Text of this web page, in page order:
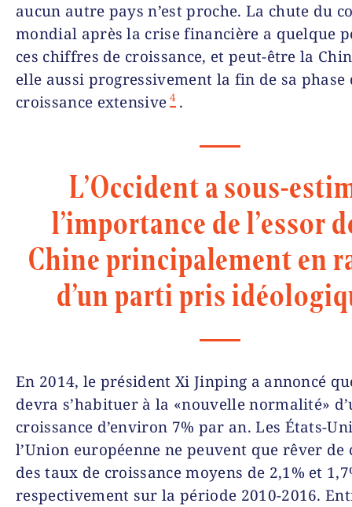
aucun autre pays n’est proche. La chute du
mondial après la crise financière a quelque
ces chiffres de croissance, et peut-être la
elle aussi progressivement la fin de sa phase
croissance extensive 4 .
L’Occident a sous-
l’importance de l’essor
Chine principalement en
d’un parti pris
En 2014, le président Xi Jinping a annoncé
devra s’habituer à la «nouvelle normalité»
croissance d’environ 7% par an. Les États-
l’Union européenne ne peuvent que rêver de
des taux de croissance moyens de 2,1% et
respectivement sur la période 2010-2016.